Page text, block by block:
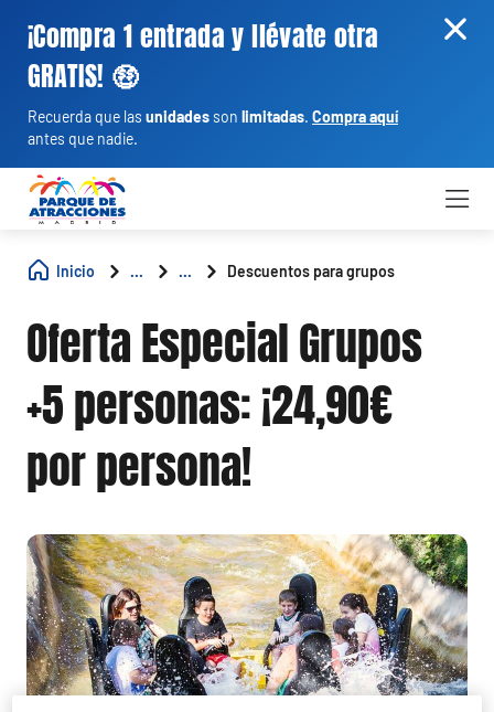
¡Compra 1 entrada y llévate otra
GRATIS! 🤑
Recuerda que las unidadesson limitadas. Compra aquí
antes que nadie.
Inicio ... ... Descuentos para grupos
Oferta Especial Grupos
+5 personas: ¡24,90€
por persona!